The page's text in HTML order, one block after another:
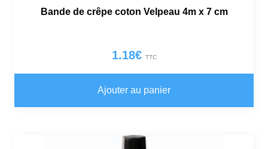
Bande de crêpe coton Velpeau 4m x 7 cm
1.18€ TTC
Ajouter au panier